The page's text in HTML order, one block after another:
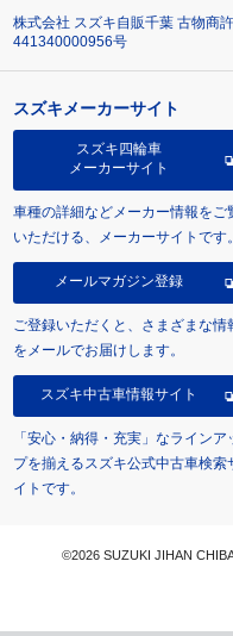
株式会社 スズキ自販千葉 古物商
441340000956号
スズキメーカーサイト
スズキ四輪車
メーカーサイト
車種の詳細などメーカー情報をご
いただける、メーカーサイトです。
メールマガジン登録
ご登録いただくと、さまざまな情
をメールでお届けします。
スズキ中古車情報サイト
「安心・納得・充実」なラインア
プを揃えるスズキ公式中古車検索
イトです。
©2026 SUZUKI JIHAN